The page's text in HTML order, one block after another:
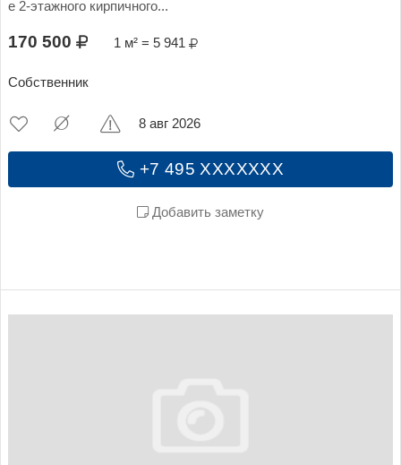
е 2-этажного кирпичного...
170 500 1 м² = 5 941
Собственник
+7 495 XXXXXXX
Добавить заметку
8 авг 2026